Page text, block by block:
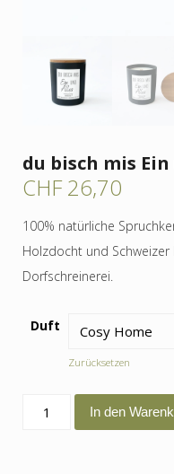
du bisch mis
CHF26,70
100% natürliche
Holzdocht und
Dorfschreinerei.
Duft
Zurücksetzen
In den